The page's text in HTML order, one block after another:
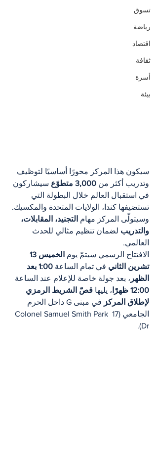
تسوق
رياضة
اقتصاد
ثقافة
أسرة
بيئة
سيكون هذا المركز محورًا أساسيًا لتوظيف
وتدريب أكثر من 3,000 متطوّع
سيشاركون
في استقبال العالم خلال البطولة التي
تستضيفها كندا، الولايات المتحدة والمكسيك.
وسيتولّى المركز مهام التجنيد، المقابلات،
والتدريب لضمان تنظيم مثالي للحدث
العالمي.
الافتتاح الرسمي سيتمّ يوم
تشرين الثاني في تمام الساعة
1:00 بعد
الظهر ، بعد جولة خاصة للإعلام عند الساعة
12:00 ظهرًا
، يليها قصّ الشريط الرمزي
لإطلاق المركز
في مبنى G داخل الحرم
الجامعي (17 Colonel Samuel Smith Park
Dr).